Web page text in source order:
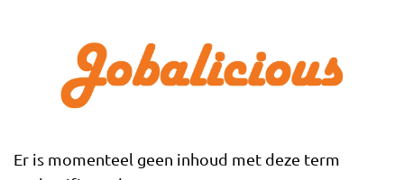
Er is momenteel geen inhoud met deze term